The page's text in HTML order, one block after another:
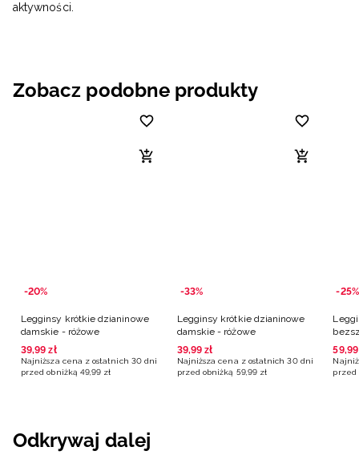
aktywności.
Zobacz podobne produkty
-20%
Legginsy krótkie dzianinowe
damskie - różowe
39,99 zł
Najniższa cena z ostatnich 30 dni
przed obniżką 49,99 zł
-33%
Legginsy krótkie dzianinowe
damskie - różowe
39,99 zł
Najniższa cena z ostatnich 30 dni
przed obniżką 59,99 zł
-25%
59,99
przed
Odkrywaj dalej